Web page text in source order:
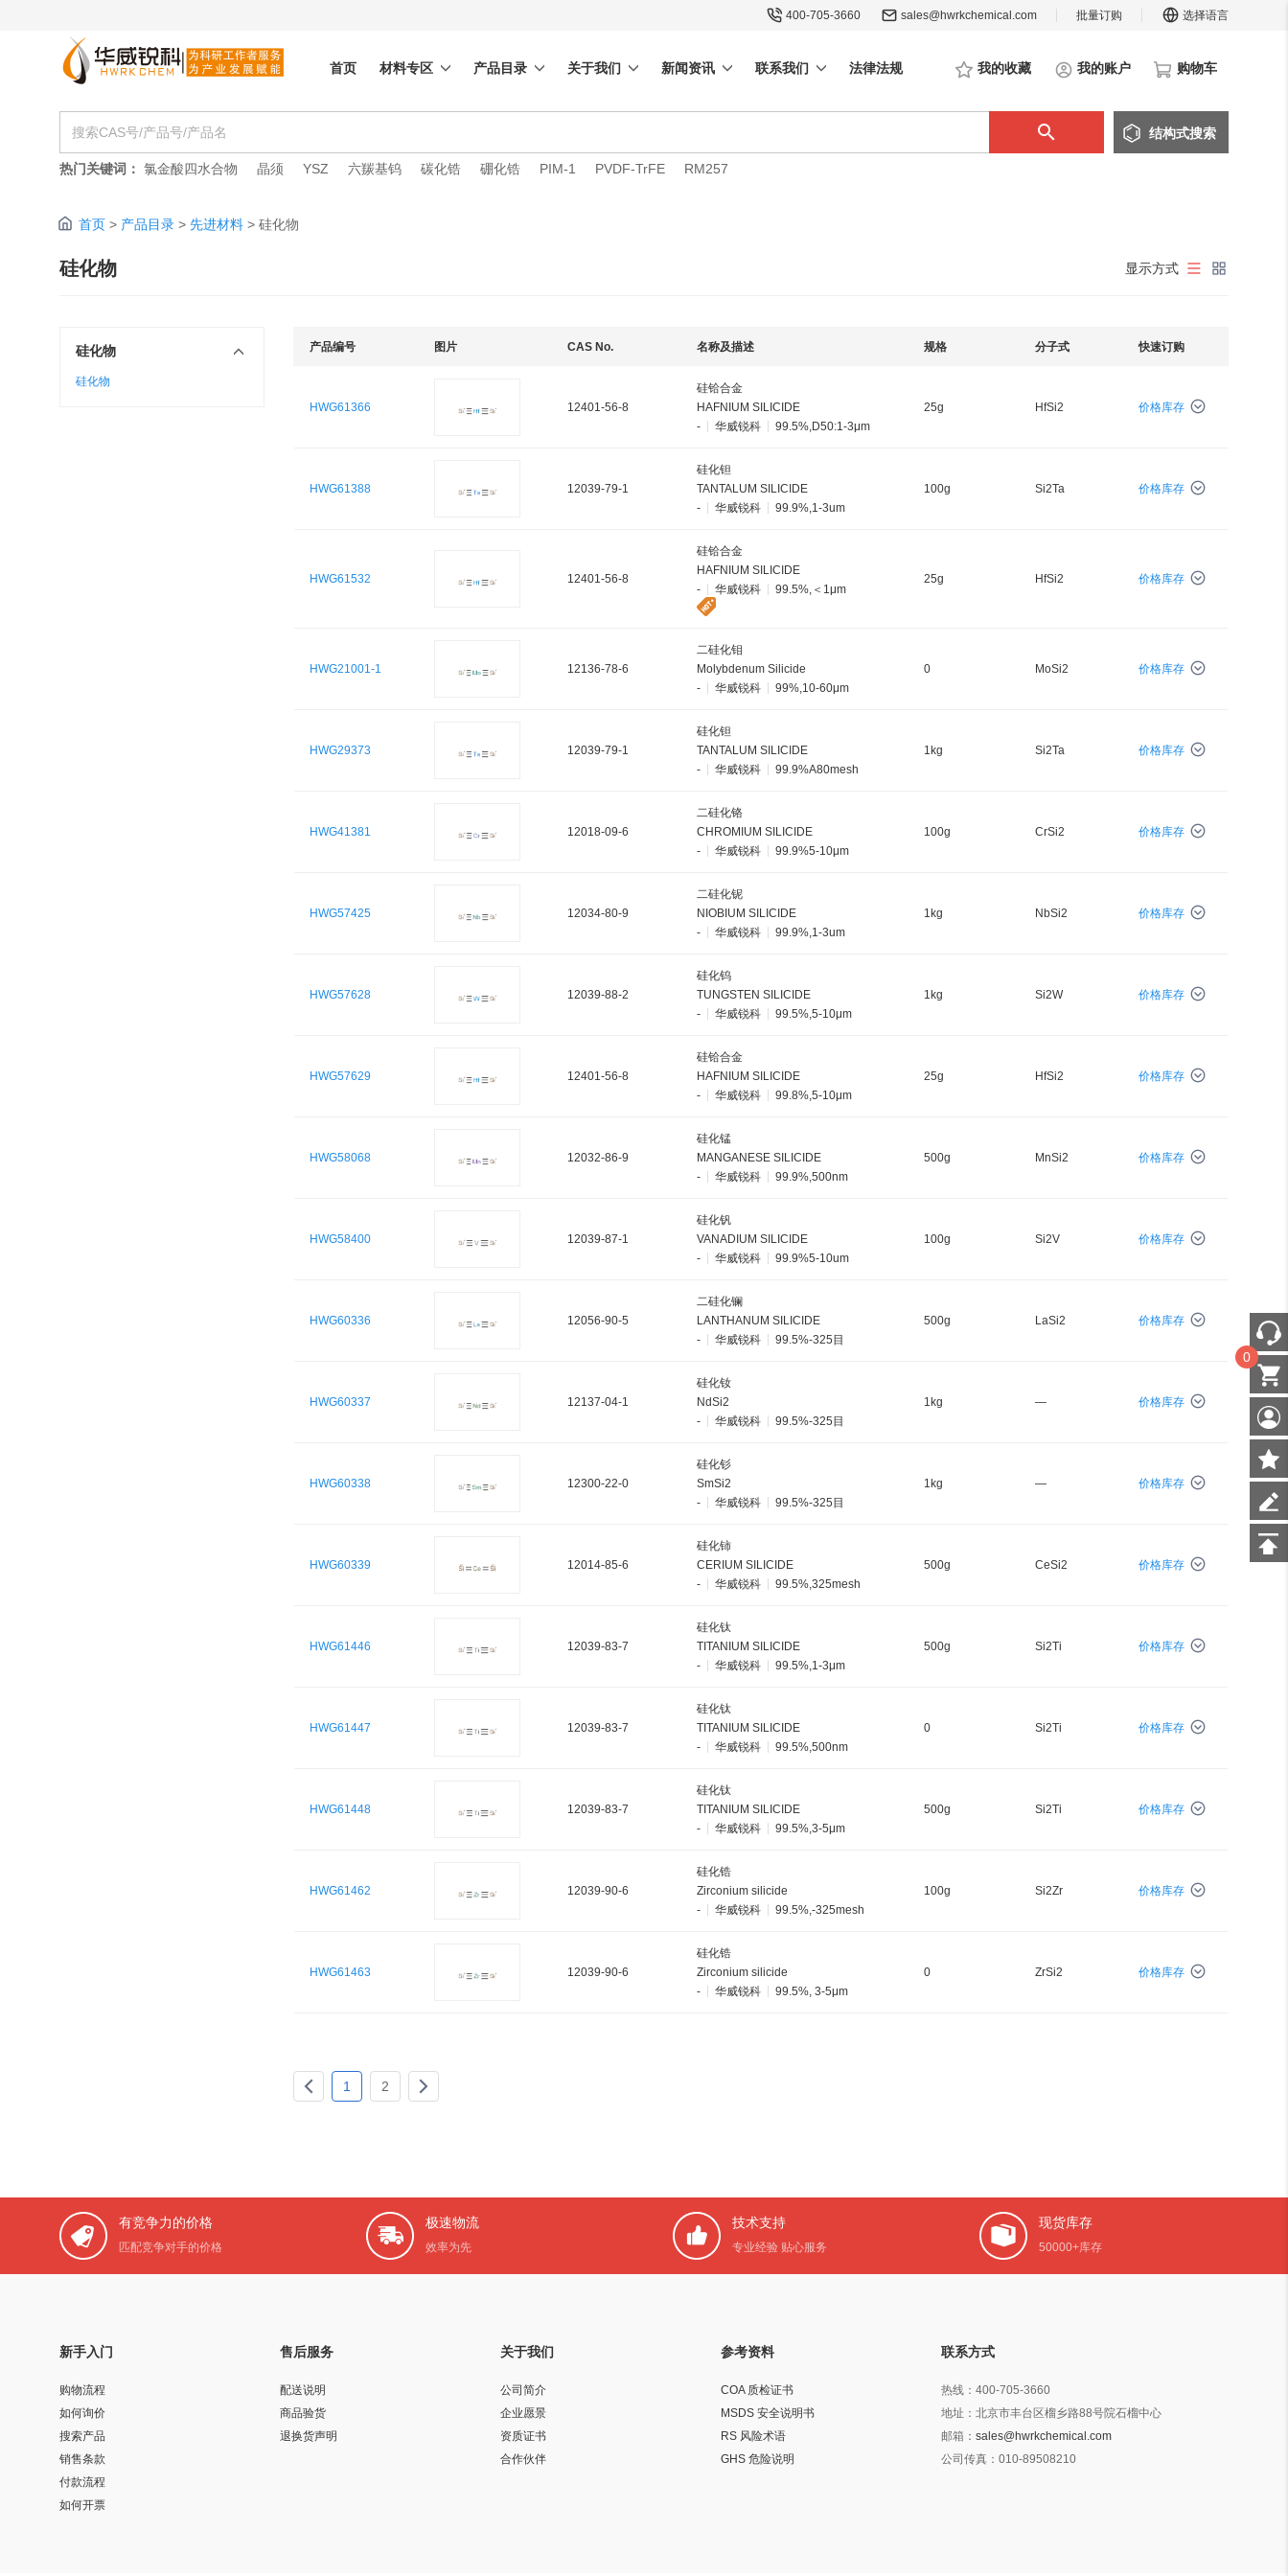
批量订购 选择语言
400-705-3660 sales@hwrkchemical.com
首页 材料专区 产品目录 关于我们 新闻资讯 联系我们 法律法规 我的收藏 我的账户 购物车
结构式搜索
热门关键词： 氯金酸四水合物 晶须 YSZ 六羰基钨 碳化锆 硼化锆 PIM-1 PVDF-TrFE RM257
首页 > 产品目录 > 先进材料 > 硅化物
硅化物 显示方式
硅化物
硅化物
产品编号 图片 CAS No. 名称及描述 规格 分子式 快速订购
HWG61366 12401-56-8
硅铪合金
HAFNIUM SILICIDE
-
华威锐科 99.5%,D50:1-3μm
25g HfSi2 价格库存
HWG61388 12039-79-1
硅化钽
TANTALUM SILICIDE
-
华威锐科 99.9%,1-3um
100g Si2Ta 价格库存
HWG61532 12401-56-8
硅铪合金
HAFNIUM SILICIDE
-
华威锐科 99.5%,＜1μm
25g HfSi2 价格库存
HWG21001-1 12136-78-6
二硅化钼
Molybdenum Silicide
-
华威锐科 99%,10-60μm
0 MoSi2 价格库存
HWG29373 12039-79-1
硅化钽
TANTALUM SILICIDE
-
华威锐科 99.9%A80mesh
1kg Si2Ta 价格库存
HWG41381 12018-09-6
二硅化铬
CHROMIUM SILICIDE
-
华威锐科 99.9%5-10μm
100g CrSi2 价格库存
HWG57425 12034-80-9
二硅化铌
NIOBIUM SILICIDE
-
华威锐科 99.9%,1-3um
1kg NbSi2 价格库存
HWG57628 12039-88-2
硅化钨
TUNGSTEN SILICIDE
-
华威锐科 99.5%,5-10μm
1kg Si2W 价格库存
HWG57629 12401-56-8
硅铪合金
HAFNIUM SILICIDE
-
华威锐科 99.8%,5-10μm
25g HfSi2 价格库存
HWG58068 12032-86-9
硅化锰
MANGANESE SILICIDE
-
华威锐科 99.9%,500nm
500g MnSi2 价格库存
HWG58400 12039-87-1
硅化钒
VANADIUM SILICIDE
-
华威锐科 99.9%5-10um
100g Si2V 价格库存
HWG60336 12056-90-5
二硅化镧
LANTHANUM SILICIDE
-
华威锐科 99.5%-325目
500g LaSi2 价格库存
HWG60337 12137-04-1
硅化钕
NdSi2
-
华威锐科 99.5%-325目
1kg — 价格库存
HWG60338 12300-22-0
硅化钐
SmSi2
-
华威锐科 99.5%-325目
1kg — 价格库存
HWG60339 12014-85-6
硅化铈
CERIUM SILICIDE
-
华威锐科 99.5%,325mesh
500g CeSi2 价格库存
HWG61446 12039-83-7
硅化钛
TITANIUM SILICIDE
-
华威锐科 99.5%,1-3μm
500g Si2Ti 价格库存
HWG61447 12039-83-7
硅化钛
TITANIUM SILICIDE
-
华威锐科 99.5%,500nm
0 Si2Ti 价格库存
HWG61448 12039-83-7
硅化钛
TITANIUM SILICIDE
-
华威锐科 99.5%,3-5μm
500g Si2Ti 价格库存
HWG61462 12039-90-6
硅化锆
Zirconium silicide
-
华威锐科 99.5%,-325mesh
100g Si2Zr 价格库存
HWG61463 12039-90-6
硅化锆
Zirconium silicide
-
华威锐科 99.5%, 3-5μm
0 ZrSi2 价格库存
1 2
有竞争力的价格
匹配竞争对手的价格
极速物流
效率为先
技术支持
专业经验 贴心服务
现货库存
50000+库存
新手入门
购物流程
如何询价
搜索产品
销售条款
付款流程
如何开票
售后服务
配送说明
商品验货
退换货声明
关于我们
公司简介
企业愿景
资质证书
合作伙伴
参考资料
COA 质检证书
MSDS 安全说明书
RS 风险术语
GHS 危险说明
联系方式
热线： 400-705-3660
地址： 北京市丰台区榴乡路88号院石榴中心
邮箱： sales@hwrkchemical.com
公司传真： 010-89508210
0